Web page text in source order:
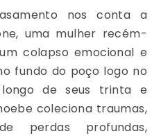
uma mulher recém-
colapso emocional e
fundo do poço logo no
de seus trinta e
coleciona traumas,
perdas profundas,